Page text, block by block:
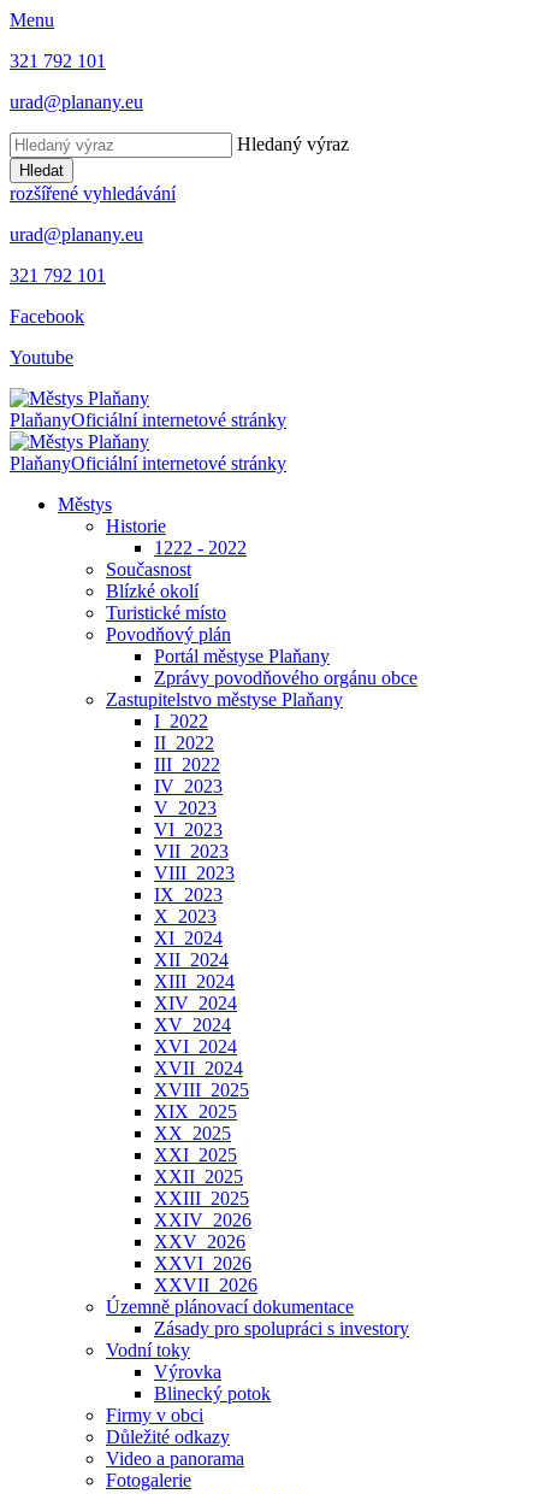
Menu
321 792 101
urad@planany.eu
Hledaný výraz
Hledat
rozšířené vyhledávání
urad@planany.eu
321 792 101
Facebook
Youtube
PlaňanyOficiální internetové stránky
PlaňanyOficiální internetové stránky
Městys
Historie
1222 - 2022
Současnost
Blízké okolí
Turistické místo
Povodňový plán
Portál městyse Plaňany
Zprávy povodňového orgánu obce
Zastupitelstvo městyse Plaňany
I_2022
II_2022
III_2022
IV_2023
V_2023
VI_2023
VII_2023
VIII_2023
IX_2023
X_2023
XI_2024
XII_2024
XIII_2024
XIV_2024
XV_2024
XVI_2024
XVII_2024
XVIII_2025
XIX_2025
XX_2025
XXI_2025
XXII_2025
XXIII_2025
XXIV_2026
XXV_2026
XXVI_2026
XXVII_2026
Územně plánovací dokumentace
Zásady pro spolupráci s investory
Vodní toky
Výrovka
Blinecký potok
Firmy v obci
Důležité odkazy
Video a panorama
Fotogalerie